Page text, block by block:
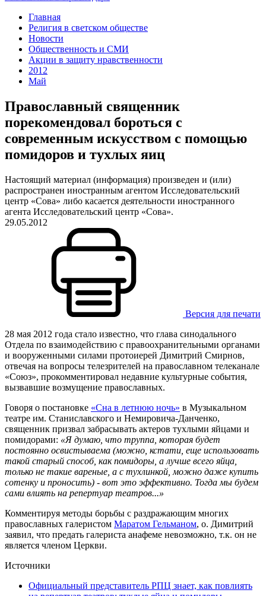
Главная
Религия в светском обществе
Новости
Общественность и СМИ
Акции в защиту нравственности
2012
Май
Православный священник
порекомендовал бороться с
современным искусством с помощью
помидоров и тухлых яиц
Настоящий материал (информация) произведен и (или)
распространен иностранным агентом Исследовательский
центр «Сова» либо касается деятельности иностранного
агента Исследовательский центр «Сова».
29.05.2012
Версия для печати
28 мая 2012 года стало известно, что глава синодального
Отдела по взаимодействию с правоохранительными органами
и вооруженными силами протоиерей Димитрий Смирнов,
отвечая на вопросы телезрителей на православном телеканале
«Союз», прокомментировал недавние культурные события,
вызвавшие возмущение православных.
Говоря о постановке «Сна в летнюю ночь» в Музыкальном
театре им. Станиславского и Немировича-Данченко,
священник призвал забрасывать актеров тухлыми яйцами и
помидорами: «Я думаю, что труппа, которая будет
постоянно освистываема (можно, кстати, еще использовать
такой старый способ, как помидоры, а лучше всего яйца,
только не такие вареные, а с тухлинкой, можно даже купить
сотенку и проносить) - вот это эффективно. Тогда мы будем
сами влиять на репертуар театров...»
Комментируя методы борьбы с раздражающим многих
православных галеристом Маратом Гельманом, о. Димитрий
заявил, что предать галериста анафеме невозможно, т.к. он не
является членом Церкви.
Источники
Официальный представитель РПЦ знает, как повлиять